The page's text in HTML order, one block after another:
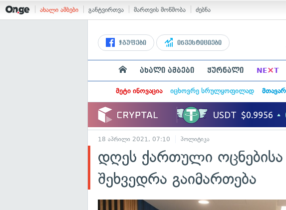
ახალი ამბები განტვირთვა მართვის მოწმობა ძებნა
ჯგუფები ინვესტიციები
ახალი ამბები ჟურნალი NE×T
მეტი ინოვაცია იცხოვრე სრულყოფილად
18 აპრილი 2021, 07:10 პოლიტიკა
დღეს ქართული
შეხვედრა გაიმართება